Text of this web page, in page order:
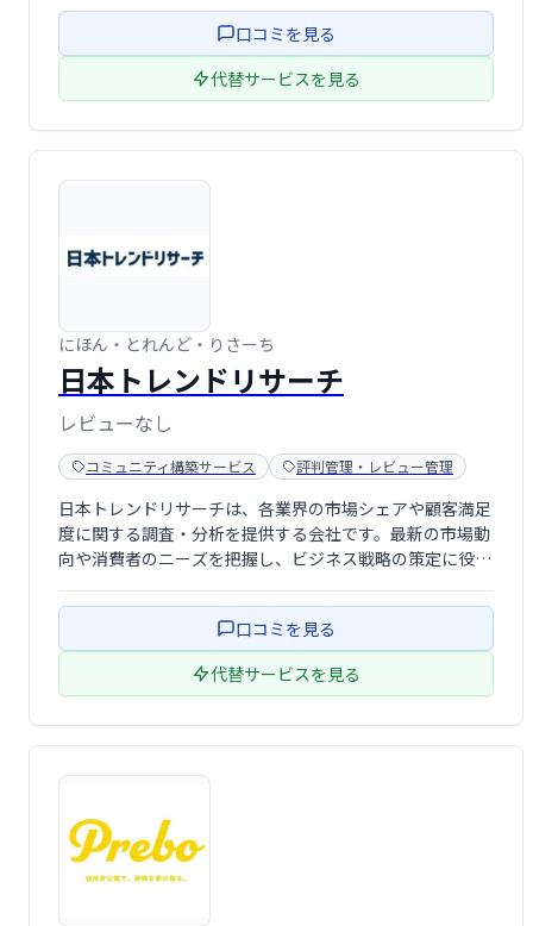
員・パートナーとの絆を深めたい組織にとって、ROIを意
識しながら本格的な運用を支える強力な …
口コミを見る
代替サービスを見る
にほん・とれんど・りさーち
日本トレンドリサーチ
レビューなし
コミュニティ構築サービス 評判管理・レビュー管理
日本トレンドリサーチは、各業界の市場シェアや顧客満足
度に関する調査・分析を提供する会社です。最新の市場動
向や消費者のニーズを把握し、ビジネス戦略の策定に役立
口コミを見る
代替サービスを見る